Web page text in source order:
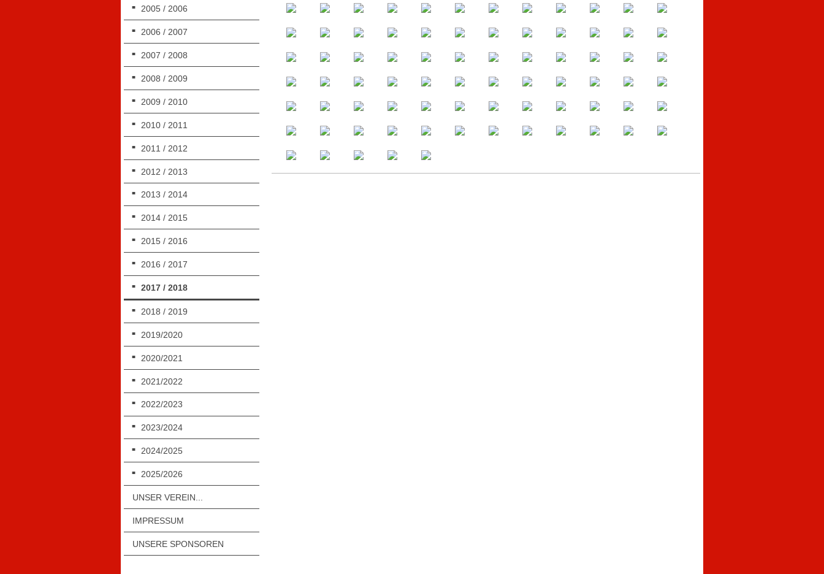
2005 / 2006
2006 / 2007
2007 / 2008
2008 / 2009
2009 / 2010
2010 / 2011
2011 / 2012
2012 / 2013
2013 / 2014
2014 / 2015
2015 / 2016
2016 / 2017
2017 / 2018
2018 / 2019
2019/2020
2020/2021
2021/2022
2022/2023
2023/2024
2024/2025
2025/2026
UNSER VEREIN...
IMPRESSUM
UNSERE SPONSOREN